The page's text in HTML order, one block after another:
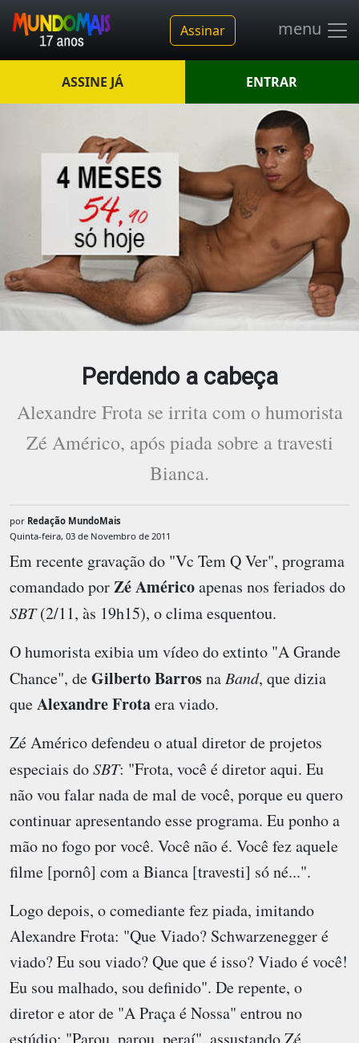
Assinar menu
ASSINE JÁ ENTRAR
Perdendo a cabeça
Alexandre Frota se irrita com o humorista
Zé Américo, após piada sobre a travesti
Bianca.
por Redação MundoMais
Quinta-feira, 03 de Novembro de 2011
Em recente gravação do "Vc Tem Q Ver", programa
comandado porZé Américoapenas nos feriados do
SBT(2/11, às 19h15), o clima esquentou.
O humorista exibia um vídeo do extinto "A Grande
Chance", deGilberto BarrosnaBand, que dizia
queAlexandre Frotaera viado.
Zé Américo defendeu o atual diretor de projetos
especiais doSBT: "Frota, você é diretor aqui. Eu
não vou falar nada de mal de você, porque eu quero
continuar apresentando esse programa. Eu ponho a
mão no fogo por você. Você não é. Você fez aquele
filme [pornô] com a Bianca [travesti] só né...".
Logo depois, o comediante fez piada, imitando
Alexandre Frota: "Que Viado? Schwarzenegger é
viado? Eu sou viado? Que que é isso? Viado é você!
Eu sou malhado, sou definido". De repente, o
diretor e ator de "A Praça é Nossa" entrou no